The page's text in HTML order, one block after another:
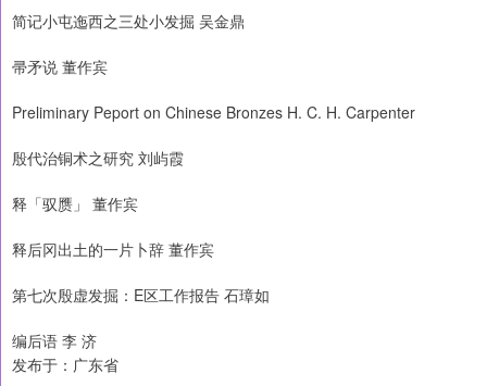
简记小屯迤西之三处小发掘 吴金鼎
帚矛说 董作宾
Preliminary Peport on Chinese Bronzes H. C. H. Carpenter
殷代治铜术之研究 刘屿霞
释「驭赝」 董作宾
释后冈出土的一片卜辞 董作宾
第七次殷虚发掘：E区工作报告 石璋如
编后语 李 济
发布于：广东省